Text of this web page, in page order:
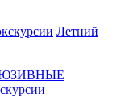
Летний